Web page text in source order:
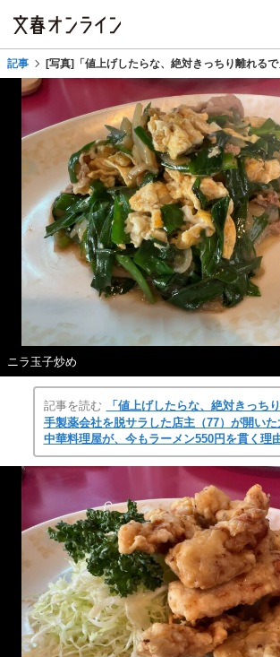
記事 [写真]「値上げしたらな、絶対きっちり離れる
ニラ玉子炒め
記事を読む
「値上げしたらな、絶対きっち
手製薬会社を脱サラした店主（77）が開い
中華料理屋が、今もラーメン550円を貫く理